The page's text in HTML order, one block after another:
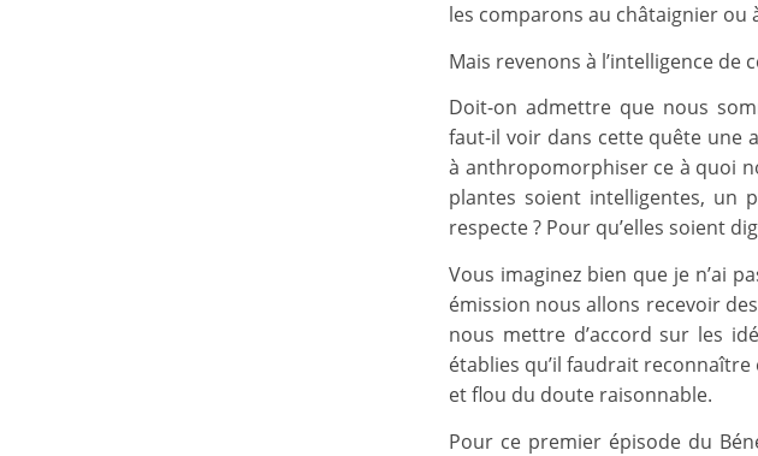
les comparons au châtaignier ou
Mais revenons à l’intelligence de
Doit-on admettre que nous
faut-il voir dans cette quête une
à anthropomorphiser ce à quoi
plantes soient intelligentes, un
respecte ? Pour qu’elles soient
Vous imaginez bien que je n’ai
émission nous allons recevoir
nous mettre d’accord sur les
établies qu’il faudrait
et flou du doute raisonnable.
Pour ce premier épisode du